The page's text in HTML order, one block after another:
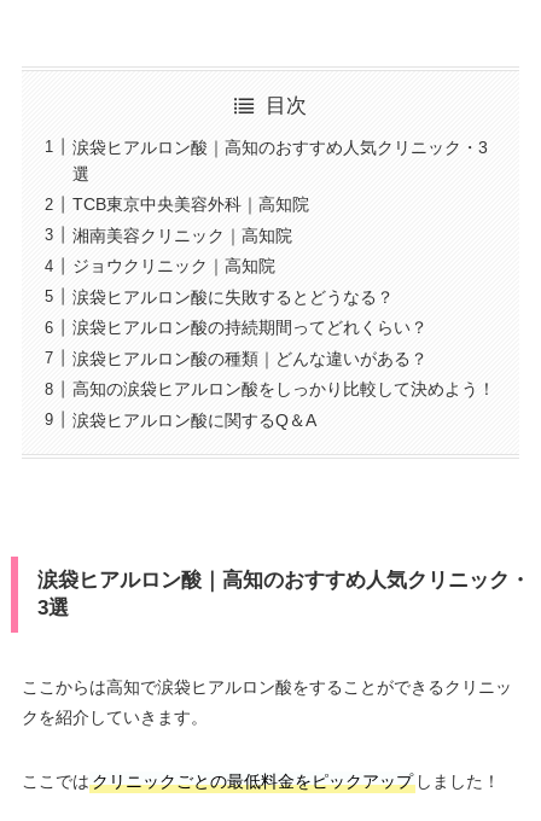
目次
涙袋ヒアルロン酸｜高知のおすすめ人気クリニック・3
選
TCB東京中央美容外科｜高知院
湘南美容クリニック｜高知院
ジョウクリニック｜高知院
涙袋ヒアルロン酸に失敗するとどうなる？
涙袋ヒアルロン酸の持続期間ってどれくらい？
涙袋ヒアルロン酸の種類｜どんな違いがある？
高知の涙袋ヒアルロン酸をしっかり比較して決めよう！
涙袋ヒアルロン酸に関するQ＆A
涙袋ヒアルロン酸｜高知のおすすめ人気クリニック・
3選
ここからは高知で涙袋ヒアルロン酸をすることができるクリニッ
クを紹介していきます。
ここではクリニックごとの最低料金をピックアップしました！